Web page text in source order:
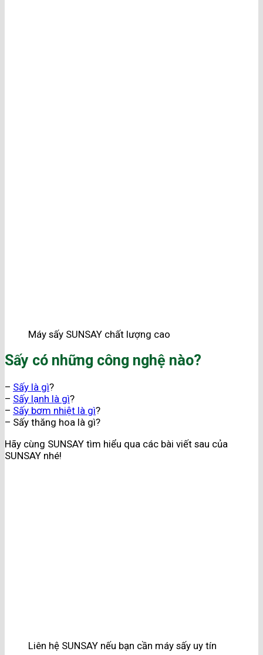
Máy sấy SUNSAY chất lượng cao
Sấy có những công nghệ nào?
– Sấy là gì?
– Sấy lạnh là gì?
– Sấy bơm nhiệt là gì?
– Sấy thăng hoa là gì?
Hãy cùng SUNSAY tìm hiểu qua các bài viết sau của
SUNSAY nhé!
Liên hệ SUNSAY nếu bạn cần máy sấy uy tín